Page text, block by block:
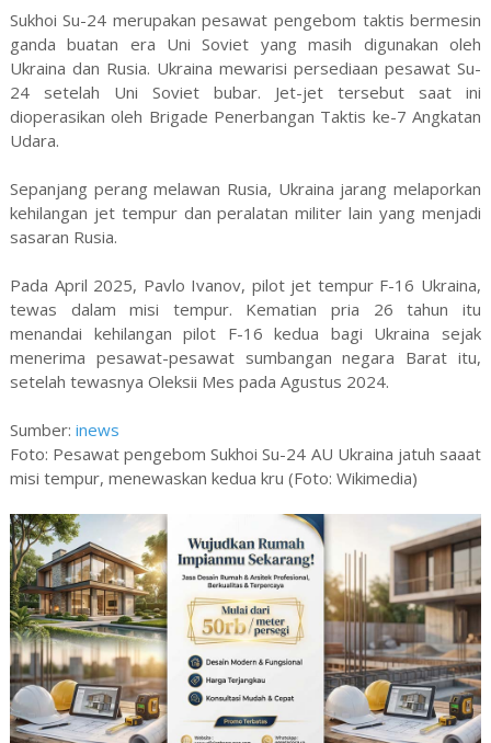
Sukhoi Su-24 merupakan pesawat pengebom taktis bermesin
ganda buatan era Uni Soviet yang masih digunakan oleh
Ukraina dan Rusia. Ukraina mewarisi persediaan pesawat Su-
24 setelah Uni Soviet bubar. Jet-jet tersebut saat ini
dioperasikan oleh Brigade Penerbangan Taktis ke-7 Angkatan
Udara.
Sepanjang perang melawan Rusia, Ukraina jarang melaporkan
kehilangan jet tempur dan peralatan militer lain yang menjadi
sasaran Rusia.
Pada April 2025, Pavlo Ivanov, pilot jet tempur F-16 Ukraina,
tewas dalam misi tempur. Kematian pria 26 tahun itu
menandai kehilangan pilot F-16 kedua bagi Ukraina sejak
menerima pesawat-pesawat sumbangan negara Barat itu,
setelah tewasnya Oleksii Mes pada Agustus 2024.
Sumber: inews
Foto: Pesawat pengebom Sukhoi Su-24 AU Ukraina jatuh saaat
misi tempur, menewaskan kedua kru (Foto: Wikimedia)